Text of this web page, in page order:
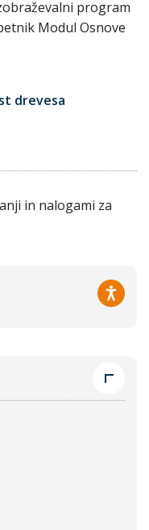
program
Modul Osnove
drevesa
in nalogami za